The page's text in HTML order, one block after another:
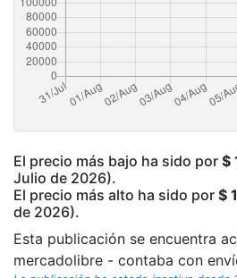
El precio más bajo ha sido por $
Julio de 2026).
El precio más alto ha sido por $
de 2026).
Esta publicación se encuentra
mercadolibre - contaba con